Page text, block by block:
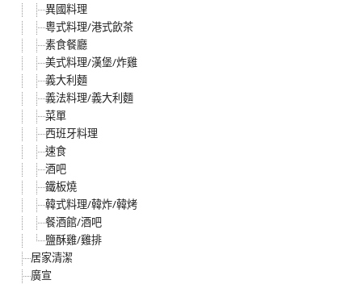
異國料理
粵式料理/港式飲茶
素食餐廳
美式料理/漢堡/炸雞
義大利麵
義法料理/義大利麵
菜單
西班牙料理
速食
酒吧
鐵板燒
韓式料理/韓炸/韓烤
餐酒館/酒吧
鹽酥雞/雞排
居家清潔
廣宣